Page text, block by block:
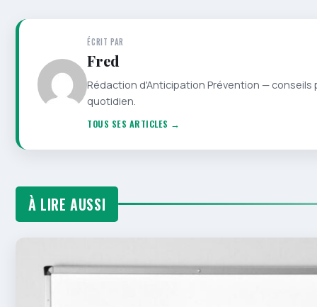
ÉCRIT PAR
Fred
Rédaction d'Anticipation Prévention —
quotidien.
TOUS SES ARTICLES →
À LIRE AUSSI